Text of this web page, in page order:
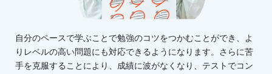
自分のペースで学ぶことで勉強のコツをつかむことができ、よ
りレベルの高い問題にも対応できるようになります。さらに苦
手を克服することにより、成績に波がなくなり、テストでコン